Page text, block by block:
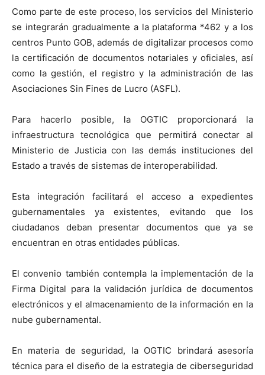
Como parte de este proceso, los servicios del Ministerio
se integrarán gradualmente a la plataforma *462 y a los
centros Punto GOB, además de digitalizar procesos como
la certificación de documentos notariales y oficiales, así
como la gestión, el registro y la administración de las
Asociaciones Sin Fines de Lucro (ASFL).
Para hacerlo posible, la OGTIC proporcionará la
infraestructura tecnológica que permitirá conectar al
Ministerio de Justicia con las demás instituciones del
Estado a través de sistemas de interoperabilidad.
Esta integración facilitará el acceso a expedientes
gubernamentales ya existentes, evitando que los
ciudadanos deban presentar documentos que ya se
encuentran en otras entidades públicas.
El convenio también contempla la implementación de la
Firma Digital para la validación jurídica de documentos
electrónicos y el almacenamiento de la información en la
nube gubernamental.
En materia de seguridad, la OGTIC brindará asesoría
técnica para el diseño de la estrategia de ciberseguridad